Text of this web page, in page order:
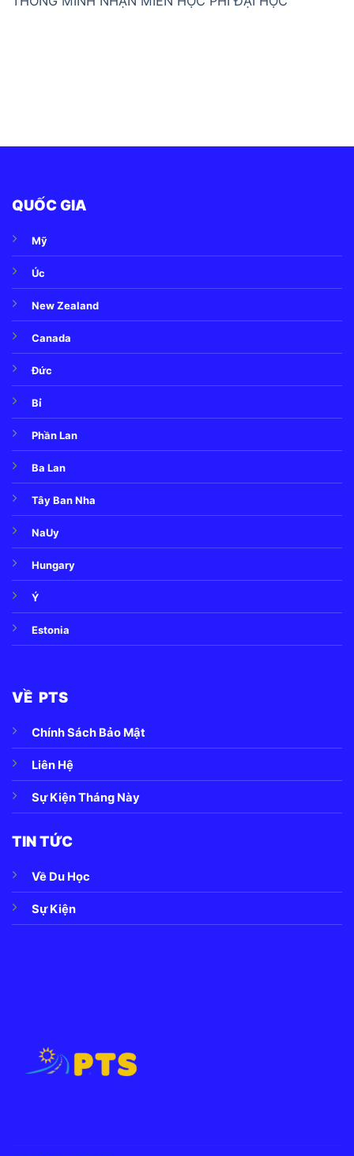
QUỐC GIA
Mỹ
Úc
New Zealand
Canada
Đức
Bỉ
Phần Lan
Ba Lan
Tây Ban Nha
NaUy
Hungary
Ý
Estonia
VỀ PTS
Chính Sách Bảo Mật
Liên Hệ
Sự Kiện Tháng Này
TIN TỨC
Về Du Học
Sự Kiện